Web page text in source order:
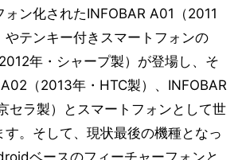
ン化されたINFOBAR A01（2011
やテンキー付きスマートフォンの
年・シャープ製）が登場し、そ
（2013年・HTC製）、INFOBAR
セラ製）とスマートフォンとして世
。そして、現状最後の機種となっ